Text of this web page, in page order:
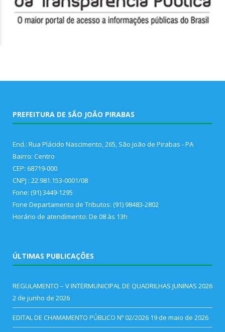
PREFEITURA DE SÃO JOÃO PIRABAS
End.: Rua Plácido Nascimento, 265, São João de Pirabas - PA
Bairro: Centro
CEP: 68719-000
CNPJ : 22.981.153-0001/08
Fone: (91) 3449-1295
Fone Departamento de Tributos: (91) 98483-2802
Horário de atendimento: De 08 às 13h
ÚLTIMAS PUBLICAÇÕES
REGULAMENTO – V INTERMUNICIPAL DE QUADRILHAS JUNINAS 2026
2 de junho de 2026
EDITAL DE CHAMAMENTO PÚBLICO Nº 02/2026 19 de maio de 2026